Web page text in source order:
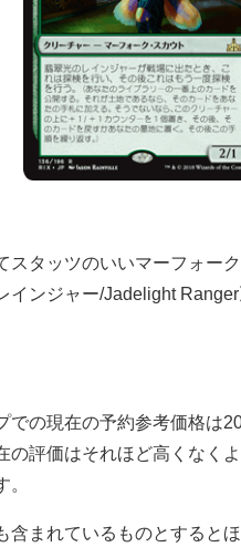
スタッツのいいマーフォーク
インジャー/Jadelight
の現在の予約参考価格は
の評価はそれほど高くなく
。
含まれているものとすると